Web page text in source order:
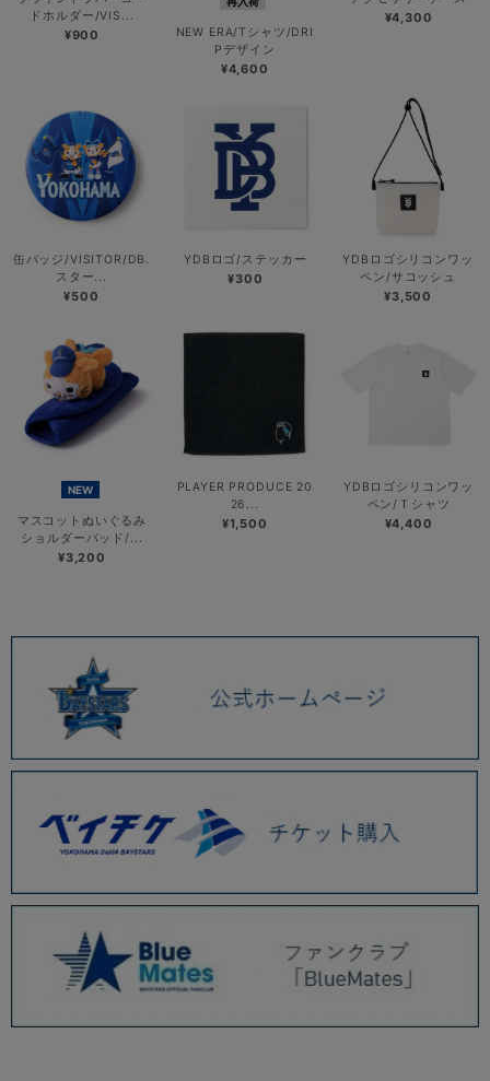
ドホルダー/VIS...
¥900
NEW ERA/Tシャツ/DRI
Pデザイン
¥4,600
¥4,300
缶バッジ/VISITOR/DB.
スター...
¥500
YDBロゴ/ステッカー
¥300
YDBロゴシリコンワッ
ペン/サコッシュ
¥3,500
NEW
マスコットぬいぐるみ
ショルダーパッド/...
¥3,200
PLAYER PRODUCE 20
26...
¥1,500
YDBロゴシリコンワッ
ペン/Ｔシャツ
¥4,400